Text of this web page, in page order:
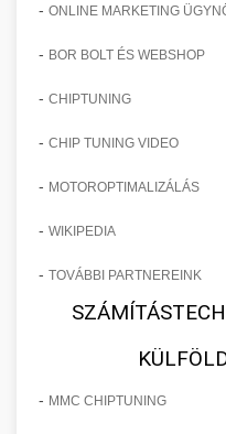
- ONLINE MARKETING
- BOR BOLT ÉS WEBSHOP
- CHIPTUNING
- CHIP TUNING VIDEO
- MOTOROPTIMALIZÁLÁS
- WIKIPEDIA
- TOVÁBBI PARTNEREINK
- MMC CHIPTUNING